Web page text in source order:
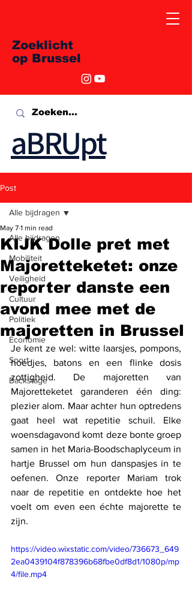
Zoeklicht
op Brussel
aBRUpt
Post
Alle bijdragen
Mobiliteit
Veiligheid
Cultuur
Politiek
Economie
Sport
Backstage
Alle bijdragen
KIJK Dolle pret met
Majoretteketet: onze
reporter danste een
avond mee met de
majoretten in Brussel
May 7 1 min read
Je kent ze wel: witte laarsjes, pompons,
hoedjes, batons en een flinke dosis
zottigheid. De majoretten van
Majoretteketet garanderen één ding:
plezier alom. Maar achter hun optredens
gaat heel wat repetitie schuil. Elke
woensdagavond komt deze bonte groep
samen in het Maria-Boodschaplyceum in
hartje Brussel om hun danspasjes in te
oefenen. Onze reporter Mariam trok
naar de repetitie en ontdekte hoe het
voelt om even een échte majorette te
zijn.
https://video.wixstatic.com/video/736673_649
2ea0439104f878396b68fbe0df8d1/1080p/mp
4/file.mp4